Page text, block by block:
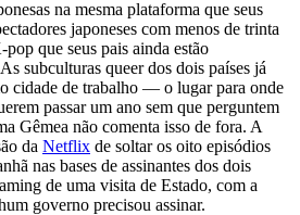
na mesma plataforma que seus
japoneses com menos de trinta
que seus pais ainda estão
subculturas queer dos dois países já
cidade de trabalho — o lugar para onde
passar um ano sem que perguntem
Gêmea não comenta isso de fora. A
da Netflix de soltar os oito episódios
nas bases de assinantes dos dois
de uma visita de Estado, com a
governo precisou assinar.